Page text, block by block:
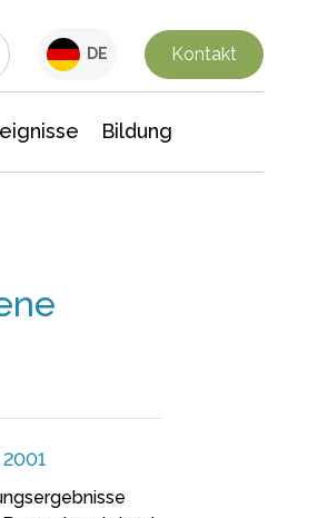
DE Kontakt
Bildung
2001